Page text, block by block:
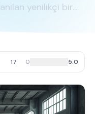
yenilikçi bir...
17 0 5.0